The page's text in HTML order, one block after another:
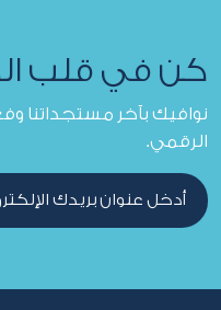
كن في قلب
نوافيك بآخر مستجداتنا
الرقمي.